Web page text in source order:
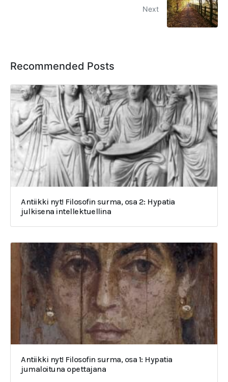
Next
Recommended Posts
Antiikki nyt! Filosofin surma, osa 2: Hypatia
julkisena intellektuellina
Antiikki nyt! Filosofin surma, osa 1: Hypatia
jumaloituna opettajana